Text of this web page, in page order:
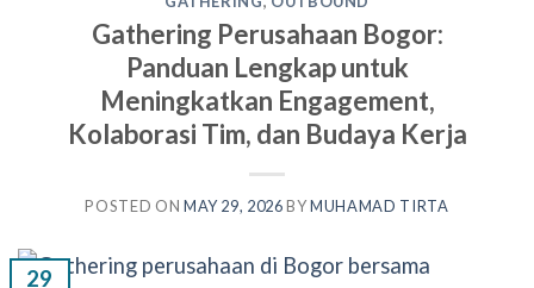
Gathering Perusahaan Bogor:
Panduan Lengkap untuk
Meningkatkan Engagement,
Kolaborasi Tim, dan Budaya Kerja
POSTED ON MAY 29, 2026 BYMUHAMAD TIRTA
29